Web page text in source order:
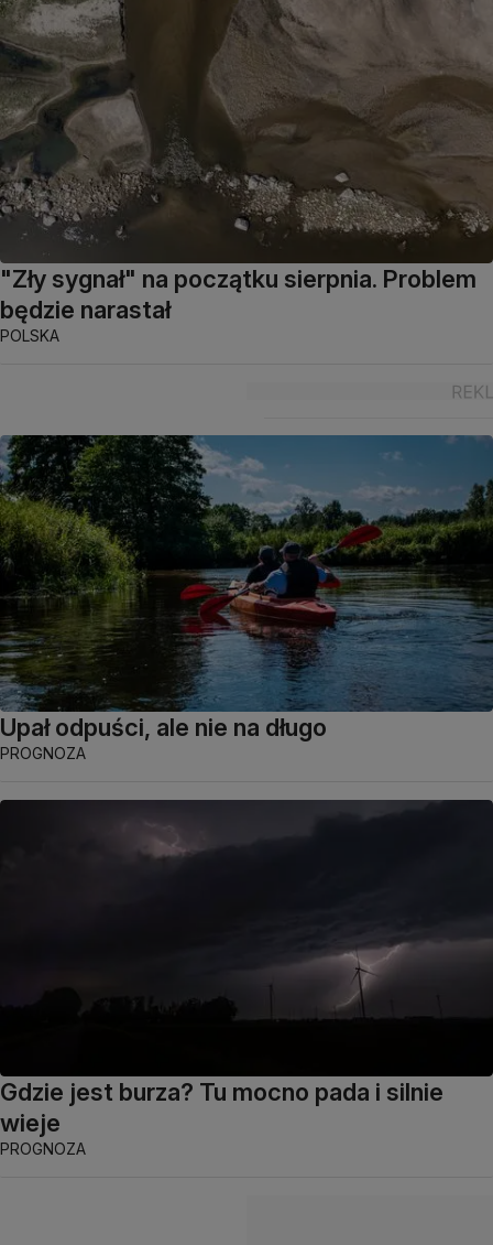
"Zły sygnał" na początku sierpnia. Problem
będzie narastał
POLSKA
Upał odpuści, ale nie na długo
PROGNOZA
Gdzie jest burza? Tu mocno pada i silnie
wieje
PROGNOZA